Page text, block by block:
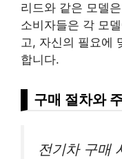
리드와 같은 모델
소비자들은 각 모
고, 자신의 필요에
합니다.
구매 절차와
전기차 구매